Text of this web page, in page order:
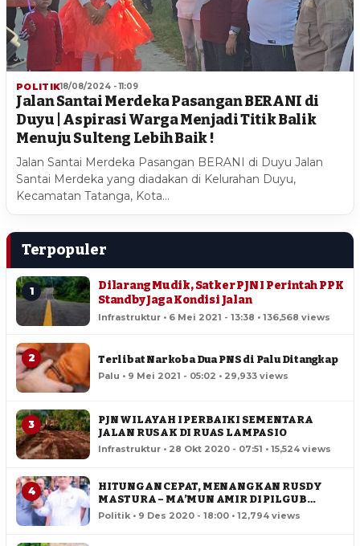
POLITIK18/08/2024 - 11:09
Jalan Santai Merdeka Pasangan BERANI di
Duyu | Aspirasi Warga Menjadi Titik Balik
Menuju Sulteng Lebih Baik !
Jalan Santai Merdeka Pasangan BERANI di Duyu Jalan
Santai Merdeka yang diadakan di Kelurahan Duyu,
Kecamatan Tatanga, Kota…
Terpopuler
1
Dilarang Mudik, Satker PJN I Perintah PPK
Standby Jaga Kondisi Jalan
Infrastruktur • 6 Mei 2021 - 13:38 • 136,568 views
2 Terlibat Narkoba Dua PNS di Palu Ditangkap
Palu • 9 Mei 2021 - 05:02 • 29,933 views
3
PJN WILAYAH I PERBAIKI SEMENTARA
JALAN RUSAK DI RUAS LAMPASIO
Infrastruktur • 28 Okt 2020 - 07:51 • 15,524 views
4
HITUNGAN CEPAT, MENANGKAN RUSDY
MASTURA – MA’MUN AMIR DI PILGUB
SULTENG
Politik • 9 Des 2020 - 18:00 • 12,794 views